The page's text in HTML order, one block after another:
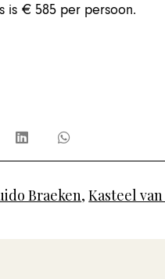
is € 585 per persoon.
Braeken,Kasteel van